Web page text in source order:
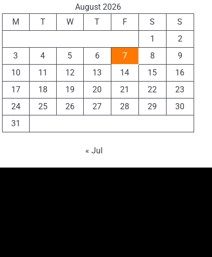
August 2026
M
T W T F S
S
1
2
3
4 5 6 7 8
9
10
11 12 13 14 15
16
17
18 19 20 21 22
23
24
25 26 27 28 29
30
31
« Jul